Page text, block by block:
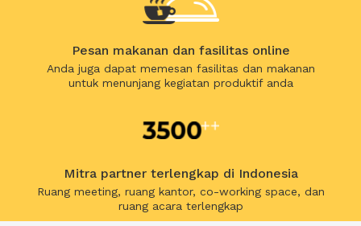
Pesan makanan dan fasilitas online
Anda juga dapat memesan fasilitas dan makanan
untuk menunjang kegiatan produktif anda
Mitra partner terlengkap di Indonesia
Ruang meeting, ruang kantor, co-working space, dan
ruang acara terlengkap